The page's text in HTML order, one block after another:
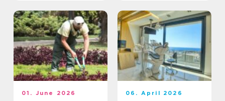
01. June 2026 06. April 2026